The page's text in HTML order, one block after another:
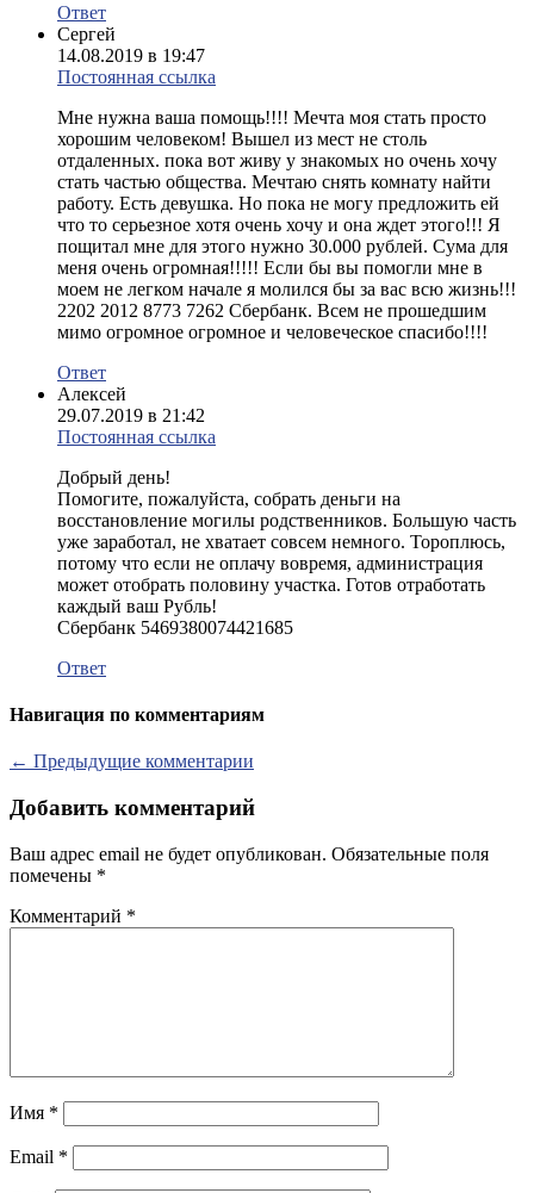
Ответ
Сергей
14.08.2019 в 19:47
Постоянная ссылка
Мне нужна ваша помощь!!!! Мечта моя стать просто
хорошим человеком! Вышел из мест не столь
отдаленных. пока вот живу у знакомых но очень хочу
стать частью общества. Мечтаю снять комнату найти
работу. Есть девушка. Но пока не могу предложить ей
что то серьезное хотя очень хочу и она ждет этого!!! Я
пощитал мне для этого нужно 30.000 рублей. Сума для
меня очень огромная!!!!! Если бы вы помогли мне в
моем не легком начале я молился бы за вас всю жизнь!!!
2202 2012 8773 7262 Сбербанк. Всем не прошедшим
мимо огромное огромное и человеческое спасибо!!!!
Ответ
Алексей
29.07.2019 в 21:42
Постоянная ссылка
Добрый день!
Помогите, пожалуйста, собрать деньги на
восстановление могилы родственников. Большую часть
уже заработал, не хватает совсем немного. Тороплюсь,
потому что если не оплачу вовремя, администрация
может отобрать половину участка. Готов отработать
каждый ваш Рубль!
Сбербанк 5469380074421685
Ответ
Навигация по комментариям
← Предыдущие комментарии
Добавить комментарий
Ваш адрес email не будет опубликован. Обязательные поля
помечены *
Комментарий *
Имя *
Email *